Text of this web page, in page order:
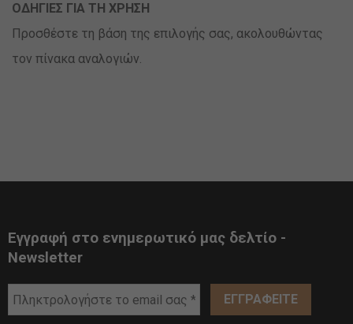
ΟΔΗΓΙΕΣ ΓΙΑ ΤΗ ΧΡΗΣΗ
Προσθέστε τη βάση της επιλογής σας, ακολουθώντας
τον πίνακα αναλογιών.
Εγγραφή στο ενημερωτικό μας δελτίο -
Newsletter